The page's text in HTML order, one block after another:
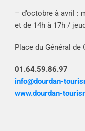
– d’octobre à avril :
et de 14h à 17h /
Place du Général de
01.64.59.86.97
info@dourdan-
www.dourdan-